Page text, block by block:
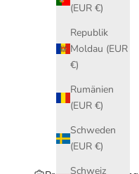
(EUR €)
Republik
Moldau (EUR
€)
Rumänien
(EUR €)
Schweden
(EUR €)
Schweiz